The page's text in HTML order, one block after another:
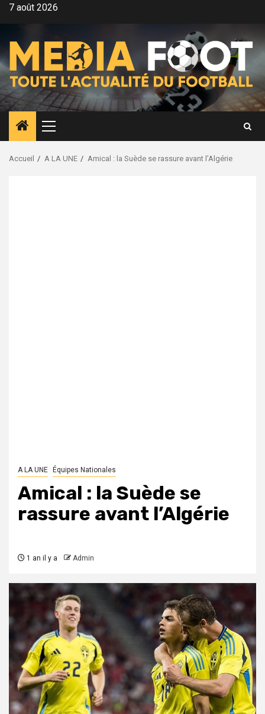
Aller7 août 2026
Menu
principal
Accueil A LA UNE Amical : la Suède se rassure avant l’Algérie
A LA UNE Équipes Nationales
Amical : la Suède se
rassure avant l’Algérie
1 an il y a Admin